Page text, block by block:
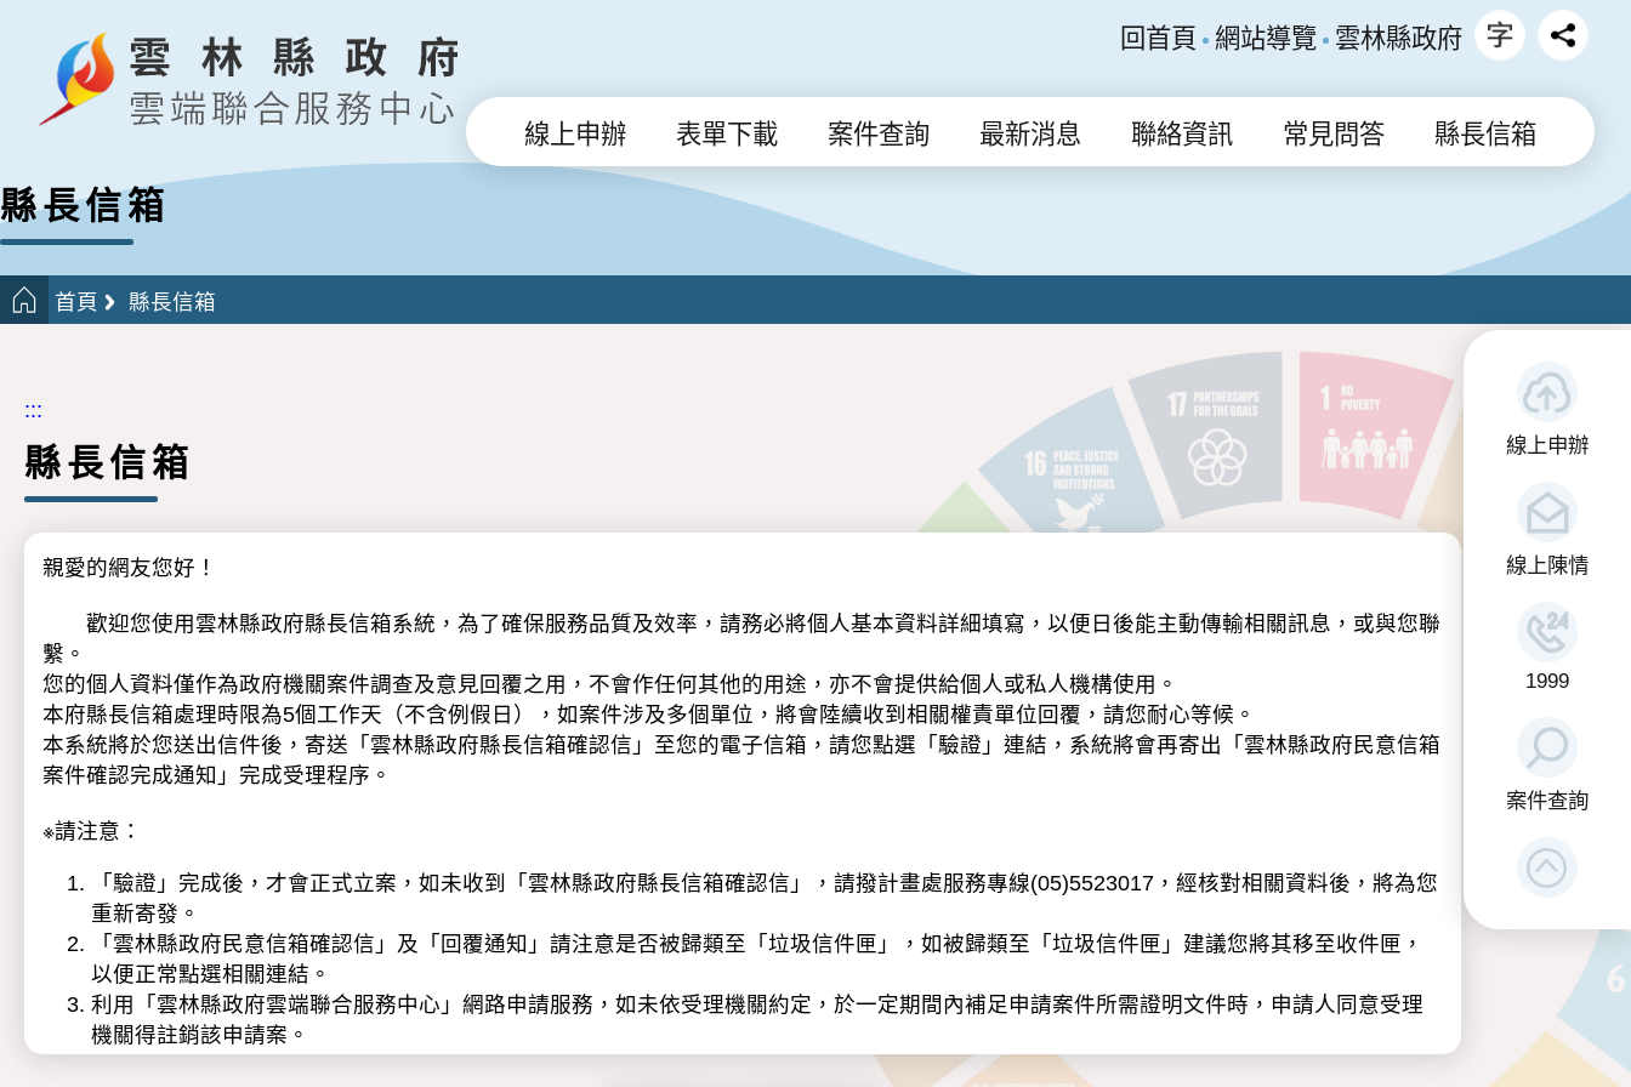
線上申辦
線上陳情
1999
案件查詢
回首頁 網站導覽 雲林縣政府
線上申辦 表單下載 案件查詢 最新消息 聯絡資訊 常見問答 縣長信箱
縣長信箱
首頁 縣長信箱
:::
縣長信箱
親愛的網友您好！
歡迎您使用雲林縣政府縣長信箱系統，為了確保服務品質及效率，請務必將個人基本資料詳細填寫，以便日後能主動傳輸相關訊息，或與您聯
繫。
您的個人資料僅作為政府機關案件調查及意見回覆之用，不會作任何其他的用途，亦不會提供給個人或私人機構使用。
本府縣長信箱處理時限為5個工作天（不含例假日），如案件涉及多個單位，將會陸續收到相關權責單位回覆，請您耐心等候。
本系統將於您送出信件後，寄送「雲林縣政府縣長信箱確認信」至您的電子信箱，請您點選「驗證」連結，系統將會再寄出「雲林縣政府民意信箱
案件確認完成通知」完成受理程序。
※請注意：
「驗證」完成後，才會正式立案，如未收到「雲林縣政府縣長信箱確認信」，請撥計畫處服務專線(05)5523017，經核對相關資料後，將為您
重新寄發。
「雲林縣政府民意信箱確認信」及「回覆通知」請注意是否被歸類至「垃圾信件匣」，如被歸類至「垃圾信件匣」建議您將其移至收件匣，
以便正常點選相關連結。
利用「雲林縣政府雲端聯合服務中心」網路申請服務，如未依受理機關約定，於一定期間內補足申請案件所需證明文件時，申請人同意受理
機關得註銷該申請案。